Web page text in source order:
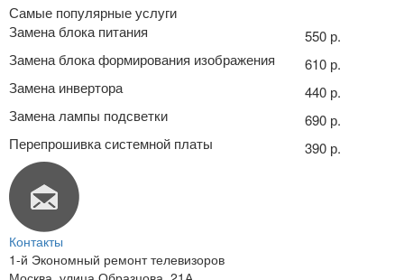
Самые популярные услуги
Замена блока питания
550 р.
Замена блока формирования изображения
610 р.
Замена инвертора
440 р.
Замена лампы подсветки
690 р.
Перепрошивка системной платы
390 р.
Контакты
1-й Экономный ремонт телевизоров